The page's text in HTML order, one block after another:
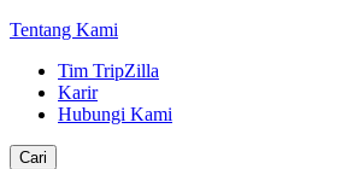
Tentang Kami
Tim TripZilla
Karir
Hubungi Kami
Cari